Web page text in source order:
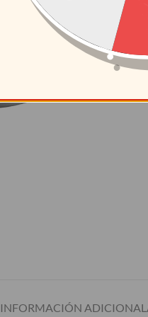
INFORMACIÓN ADICIONAL